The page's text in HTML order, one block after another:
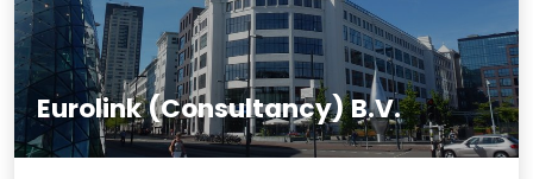
Eurolink (Consultancy) B.V.